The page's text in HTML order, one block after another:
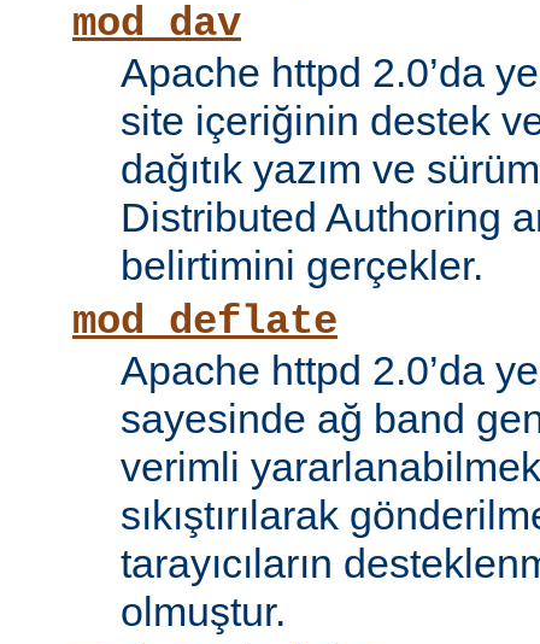
mod_dav
Apache httpd 2.0’da
site içeriğinin destek
dağıtık yazım ve
Distributed Authoring
belirtimini gerçekler.
mod_deflate
Apache httpd 2.0’da
sayesinde ağ band
verimli
sıkıştırılarak
tarayıcıların
olmuştur.